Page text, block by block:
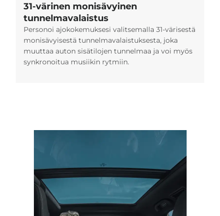
31-värinen monisävyinen
tunnelmavalaistus
Personoi ajokokemuksesi valitsemalla 31-värisestä
monisävyisestä tunnelmavalaistuksesta, joka
muuttaa auton sisätilojen tunnelmaa ja voi myös
synkronoitua musiikin rytmiin.